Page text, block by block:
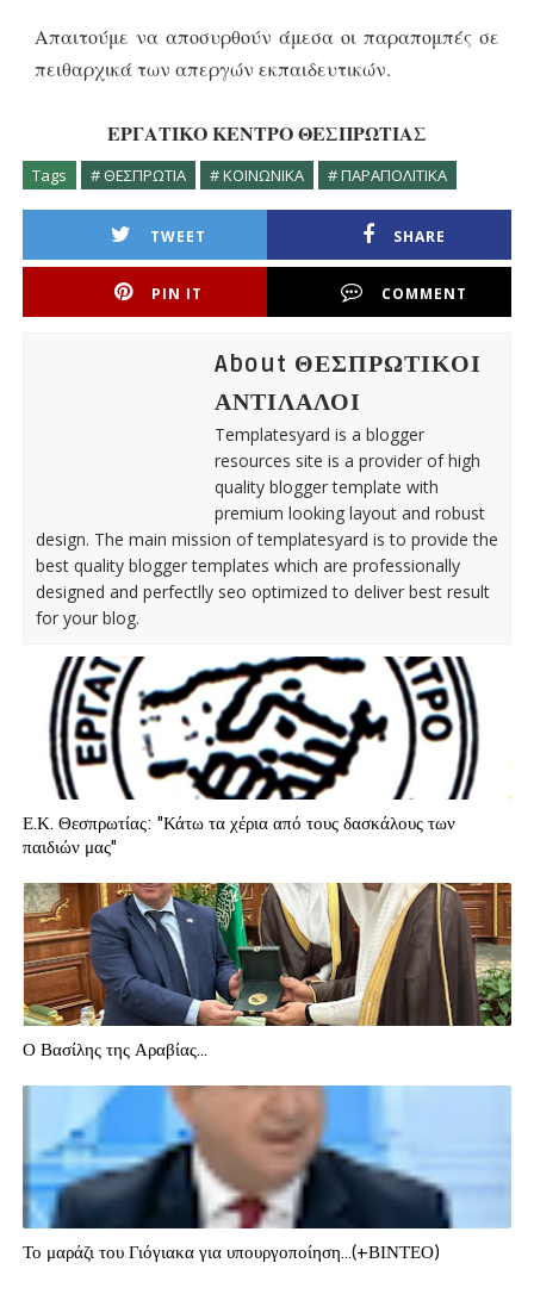
Απαιτούμε να αποσυρθούν άμεσα οι παραπομπές σε
πειθαρχικά των απεργών εκπαιδευτικών.
ΕΡΓΑΤΙΚΟ ΚΕΝΤΡΟ ΘΕΣΠΡΩΤΙΑΣ
Tags # ΘΕΣΠΡΩΤΙΑ # ΚΟΙΝΩΝΙΚΑ # ΠΑΡΑΠΟΛΙΤΙΚΑ
TWEET SHARE
PIN IT COMMENT
About ΘΕΣΠΡΩΤΙΚΟΙ
ΑΝΤΙΛΑΛΟΙ
Templatesyard is a blogger
resources site is a provider of high
quality blogger template with
premium looking layout and robust
design. The main mission of templatesyard is to provide the
best quality blogger templates which are professionally
designed and perfectlly seo optimized to deliver best result
for your blog.
Ε.Κ. Θεσπρωτίας: "Κάτω τα χέρια από τους δασκάλους των
παιδιών μας"
Ο Βασίλης της Αραβίας...
Το μαράζι του Γιόγιακα για υπουργοποίηση...(+ΒΙΝΤΕΟ)